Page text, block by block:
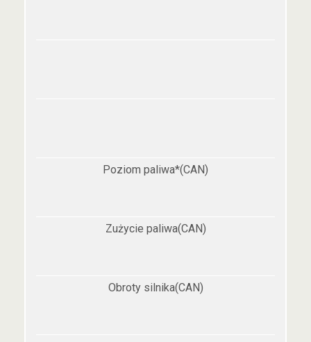
Poziom paliwa*(CAN)
Zużycie paliwa(CAN)
Obroty silnika(CAN)